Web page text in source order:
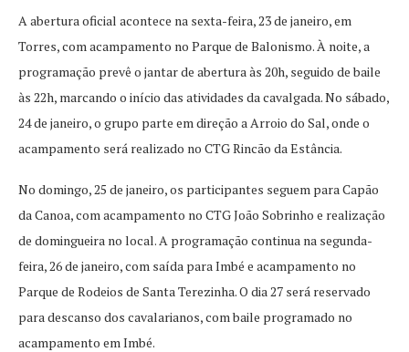
A abertura oficial acontece na sexta-feira, 23 de janeiro, em
Torres, com acampamento no Parque de Balonismo. À noite, a
programação prevê o jantar de abertura às 20h, seguido de baile
às 22h, marcando o início das atividades da cavalgada. No sábado,
24 de janeiro, o grupo parte em direção a Arroio do Sal, onde o
acampamento será realizado no CTG Rincão da Estância.
No domingo, 25 de janeiro, os participantes seguem para Capão
da Canoa, com acampamento no CTG João Sobrinho e realização
de domingueira no local. A programação continua na segunda-
feira, 26 de janeiro, com saída para Imbé e acampamento no
Parque de Rodeios de Santa Terezinha. O dia 27 será reservado
para descanso dos cavalarianos, com baile programado no
acampamento em Imbé.